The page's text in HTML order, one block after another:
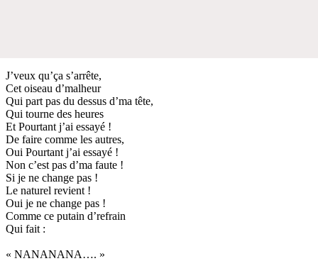
J’veux qu’ça s’arrête,
Cet oiseau d’malheur
Qui part pas du dessus d’ma tête,
Qui tourne des heures
Et Pourtant j’ai essayé !
De faire comme les autres,
Oui Pourtant j’ai essayé !
Non c’est pas d’ma faute !
Si je ne change pas !
Le naturel revient !
Oui je ne change pas !
Comme ce putain d’refrain
Qui fait :
« NANANANA…. »